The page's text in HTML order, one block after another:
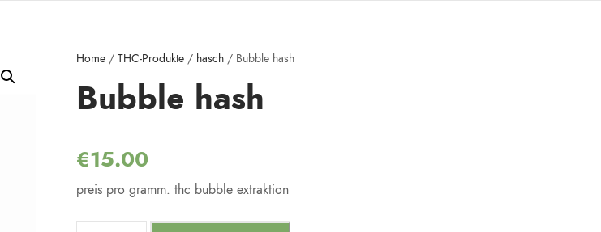
Home/ THC-Produkte/ hasch/ Bubble hash
Bubble hash
€15.00
preis pro gramm. thc bubble extraktion